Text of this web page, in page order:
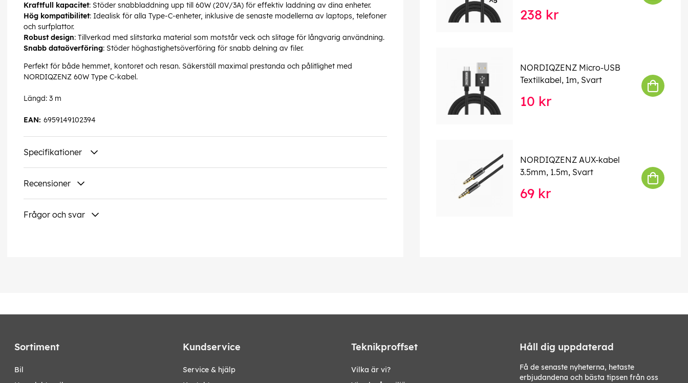
Kraftfull kapacitet: Stöder snabbladdning upp till 60W (20V/3A) för effektiv laddning av dina enheter.
Hög kompatibilitet: Idealisk för alla Type-C-enheter, inklusive de senaste modellerna av laptops, telefoner
och surfplattor.
Robust design: Tillverkad med slitstarka material som motstår veck och slitage för långvarig användning.
Snabb dataöverföring: Stöder höghastighetsöverföring för snabb delning av filer.
Perfekt för både hemmet, kontoret och resan. Säkerställ maximal prestanda och pålitlighet med
NORDIQZENZ 60W Type C-kabel.
Längd: 3 m
6959149102394
EAN:
Specifikationer
Recensioner
Frågor och svar
238 kr
NORDIQZENZ Micro-USB
Textilkabel, 1m, Svart
10 kr
NORDIQZENZ AUX-kabel
3.5mm, 1.5m, Svart
69 kr
Sortiment
bil
Kundservice
Service & hjälp
Teknikproffset
Vilka är vi?
Håll dig uppdaterad
Få de senaste nyheterna, hetaste
erbjudandena och bästa tipsen från oss